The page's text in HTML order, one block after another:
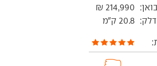
20.8 ק"מ